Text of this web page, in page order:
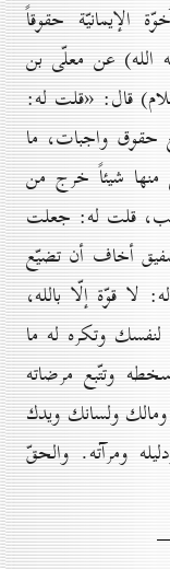
الإيمانيّة حقوقاً
الله) عن معلّى بن
قال: «قلت له:
حقوق واجبات، ما
شيئاً خرج من
قلت له: جعلت
أخاف أن تضيّع
قوّة إلّا بالله،
وتكره له ما
وتتّبع مرضاته
ومالك ولسانك ويدك
ومرآته. والحقّ